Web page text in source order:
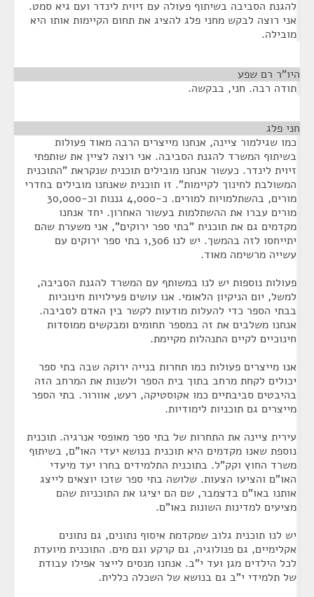
להגנת הסביבה בשיתוף פעולה עם זיוית לינדר ועם גיא סמט.
אני רוצה לבקש מחני פלג להציג את תחום הקיימות אותו היא
מובילה.
היו"ר רם שפע
תודה רבה. חני, בבקשה.
חני פלג
כמו שגילמור ציינה, אנחנו מייצרים הרבה מאוד פעולות
בשיתוף המשרד להגנת הסביבה. אני רוצה לציין את שותפתי
זיוית לינדר. כעשור אנחנו מובילים תוכנית שנקראת "התוכנית
המשולבת לחינוך לקיימות". זו תוכנית שאנחנו מובילים בחדרי
מורים, בהשתלמויות למורים. כ-4,000 גננות וכ-30,000
מורים עברו את ההשתלמות בעשור האחרון. יחד אנחנו
מקדמים גם את תוכנית "בתי ספר ירוקים", אני משערת שהם
יתייחסו לזה בהמשך. יש לנו 1,306 בתי ספר ירוקים עם
עשייה מרשימה מאוד.
פעולות נוספות יש לנו במשותף עם המשרד להגנת הסביבה,
למשל, יום הניקיון הלאומי. אנו עושים פעילויות חינוכיות
בבתי הספר כדי להעלות מודעות לקשר בין האדם לסביבה.
אנחנו משלבים את זה במספר תחומים ומבקשים ממוסדות
חינוכיים לקיים התנהלות מקיימת.
אנו מייצרים פעולות כמו תחרות בנייה ירוקה שבה בתי ספר
יכולים לקחת מרחב בתוך בית הספר ולשנות את המרחב הזה
בהיבטים סביבתיים כמו אקוסטיקה, רעש, אוורור. בתי הספר
מייצרים גם תוכניות לימודיות.
עירית ציינה את התחרות של בתי ספר מאופסי אנרגיה. תוכנית
נוספת שאנו מקדמים היא תוכנית בנושא יעדי האו"ם, בשיתוף
משרד החוץ וקק"ל. בתוכנית התלמידים בחרו יעד מיעדי
האו"ם והציעו הצעות. שלושה בתי ספר שזכו יוצאים לייצג
אותנו באו"ם בדצמבר, שם הם יציגו את התוכניות שהם
מציעים למדינות השונות באו"ם.
יש לנו תוכנית גלוב שמקדמת איסוף נתונים, גם נתונים
אקלימיים, גם פנולוגיה, גם קרקע וגם מים. התוכנית מיועדת
לכל הילדים מגן ועד י"ב. אנחנו מנסים לייצר אפילו עבודת
של תלמידי י"ב גם בנושא של השכלה כללית.